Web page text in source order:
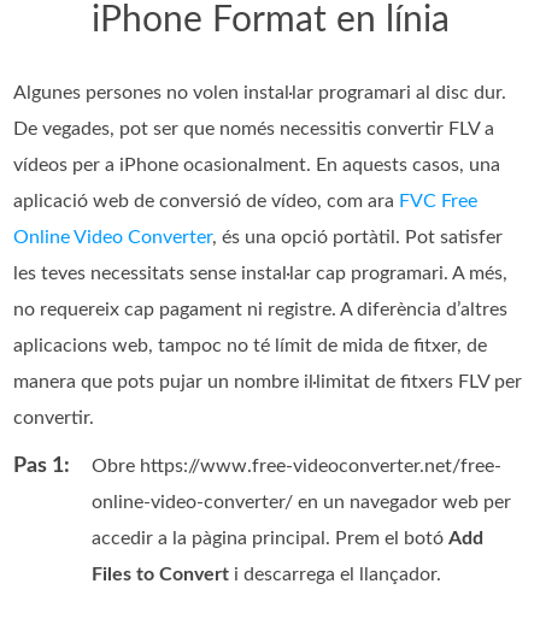
iPhone Format en línia
Algunes persones no volen instal·lar programari al disc dur.
De vegades, pot ser que només necessitis convertir FLV a
vídeos per a iPhone ocasionalment. En aquests casos, una
aplicació web de conversió de vídeo, com ara FVC Free
Online Video Converter, és una opció portàtil. Pot satisfer
les teves necessitats sense instal·lar cap programari. A més,
no requereix cap pagament ni registre. A diferència d’altres
aplicacions web, tampoc no té límit de mida de fitxer, de
manera que pots pujar un nombre il·limitat de fitxers FLV per
convertir.
Pas 1:
Obre https://www.free-videoconverter.net/free-
online-video-converter/ en un navegador web per
accedir a la pàgina principal. Prem el botóAdd
Files to Convert i descarrega el llançador.